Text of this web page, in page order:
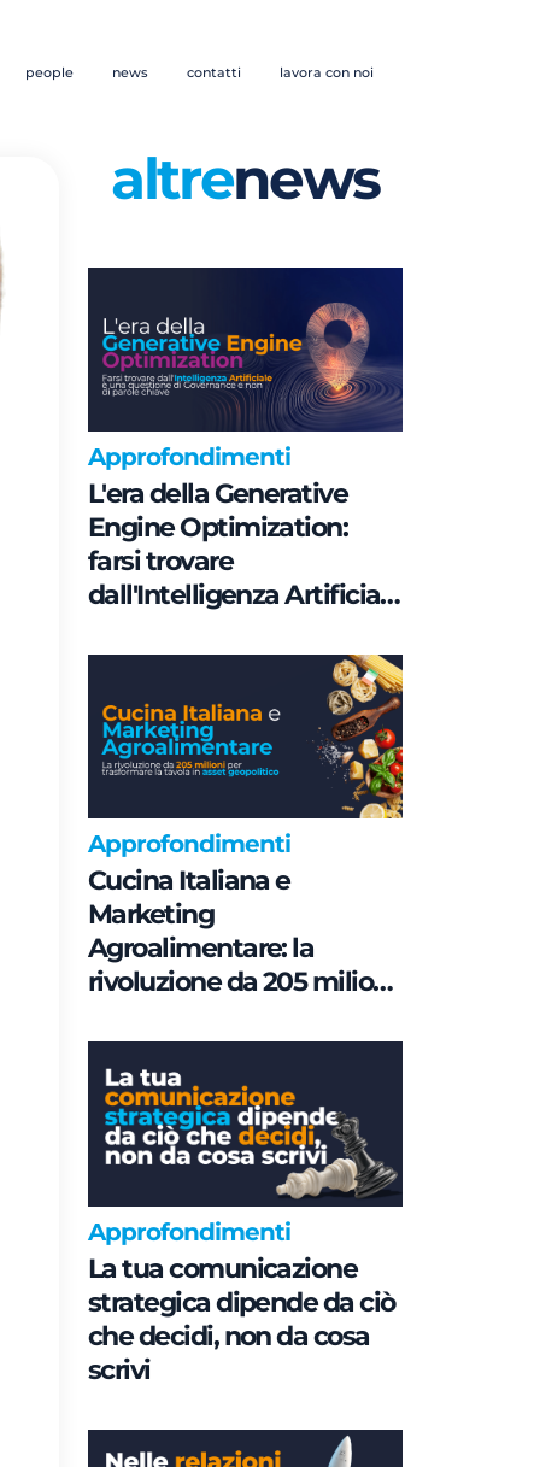
people news contatti lavora con noi
altrenews
Approfondimenti
L'era della Generative
Engine Optimization:
farsi trovare
dall'Intelligenza Artificiale
Governance e non di
parole chiave
Approfondimenti
Cucina Italiana e
Marketing
Agroalimentare: la
rivoluzione da 205 milioni
in asset geopolitico
Approfondimenti
La tua comunicazione
strategica dipende da ciò
che decidi, non da cosa
scrivi